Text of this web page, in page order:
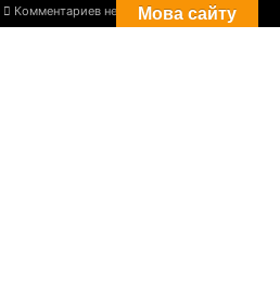
Комментариев нет Мова сайту